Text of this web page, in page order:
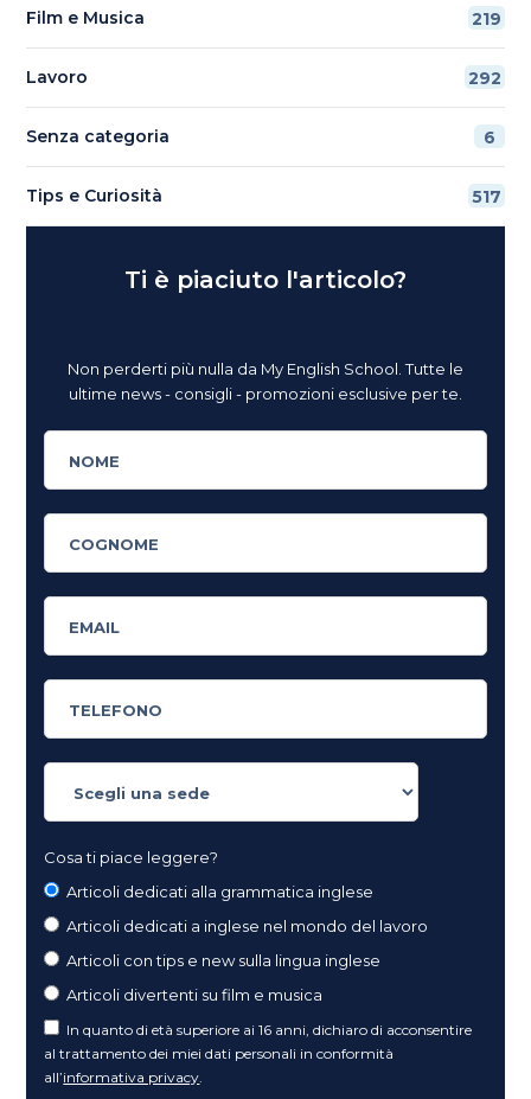
Film e Musica 219
Lavoro 292
Senza categoria 6
Tips e Curiosità 517
Ti è piaciuto l'articolo?
Non perderti più nulla da My English School. Tutte le
ultime news - consigli - promozioni esclusive per te.
Cosa ti piace leggere?
Articoli dedicati alla grammatica inglese
Articoli dedicati a inglese nel mondo del lavoro
Articoli con tips e new sulla lingua inglese
Articoli divertenti su film e musica
In quanto di età superiore ai 16 anni, dichiaro di acconsentire
al trattamento dei miei dati personali in conformità
all’informativa privacy